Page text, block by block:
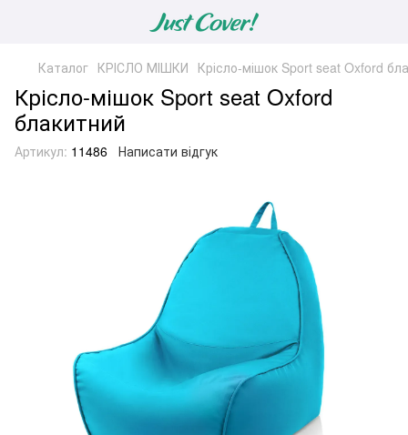
Каталог КРІСЛО МІШКИ Крісло-мішок Sport seat Oxford
Крісло-мішок Sport seat Oxford
блакитний
Артикул: 11486 Написати відгук